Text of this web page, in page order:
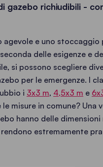
gazebo richiudibili -
agevole e uno stoccaggio
delle esigenze e
si possono scegliere
per le emergenze. I
i 3x3 m, 4,5x3 m e
misure in comune? Una
hanno delle
estremamente